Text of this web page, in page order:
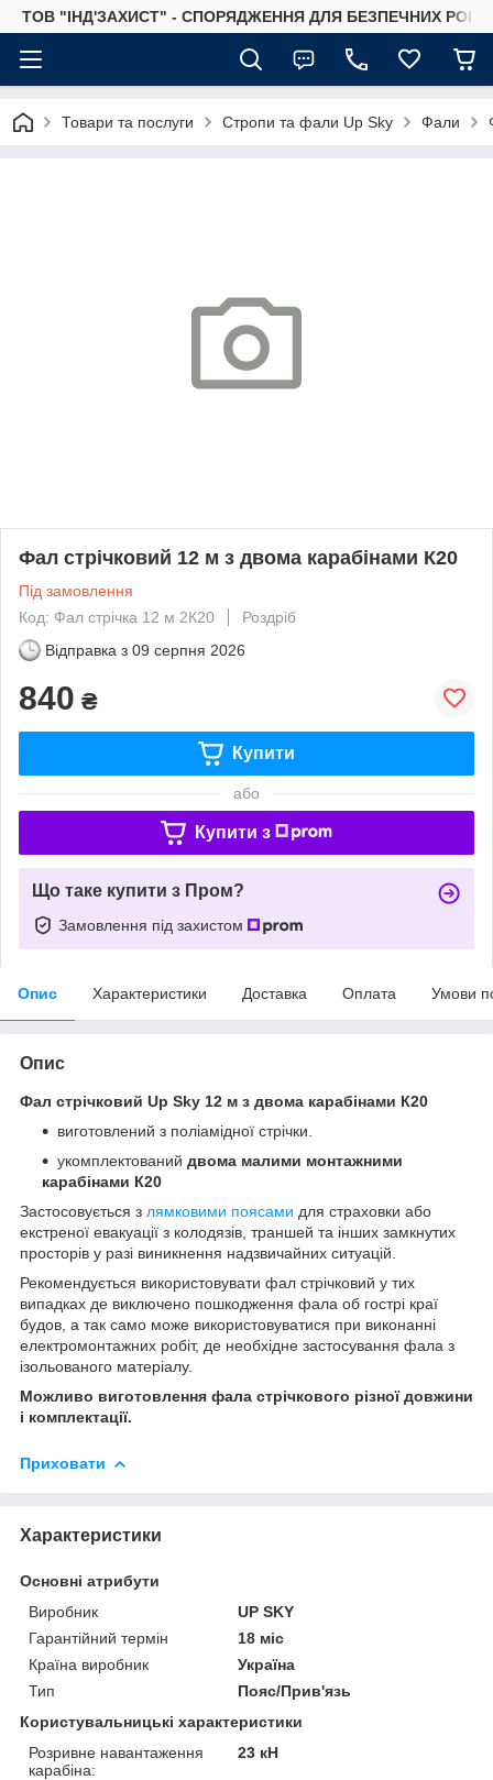
ТОВ "ІНД'ЗАХИСТ" - СПОРЯДЖЕННЯ ДЛЯ БЕЗПЕЧНИХ
Товари та послуги Стропи та фали Up Sky Фали
Фал стрічковий 12 м з двома карабінами К20
Під замовлення
Код: Фал стрічка 12 м 2К20
Роздріб
Відправка з 09 серпня 2026
840 ₴
Купити
або
Купити з
Що таке купити з Пром?
Замовлення під захистом
Опис Характеристики Доставка Оплата Умови
Опис
Фал стрічковий Up Sky 12 м з двома карабінами К20
виготовлений з поліамідної стрічки.
укомплектований двома малими монтажними
карабінами К20
Застосовується з лямковими поясами для страховки або
екстреної евакуації з колодязів, траншей та інших замкнутих
просторів у разі виникнення надзвичайних ситуацій.
Рекомендується використовувати фал стрічковий у тих
випадках де виключено пошкодження фала об гострі краї
будов, а так само може використовуватися при виконанні
електромонтажних робіт, де необхідне застосування фала з
ізольованого матеріалу.
Можливо виготовлення фала стрічкового різної довжини
і комплектації.
Приховати
Характеристики
Основні атрибути
Виробник
UP SKY
Гарантійний термін
18 міс
Країна виробник
Україна
Тип
Пояс/Прив'язь
Користувальницькі характеристики
Розривне навантаження
карабіна:
23 кН